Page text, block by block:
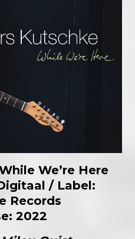
We’re Here
/ Label:
Records
2022